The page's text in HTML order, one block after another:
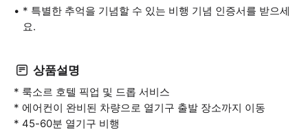
* 특별한 추억을 기념할 수 있는 비행 기념 인증서를 받으세
요.
상품설명
* 룩소르 호텔 픽업 및 드롭 서비스
* 에어컨이 완비된 차량으로 열기구 출발 장소까지 이동
* 45-60분 열기구 비행